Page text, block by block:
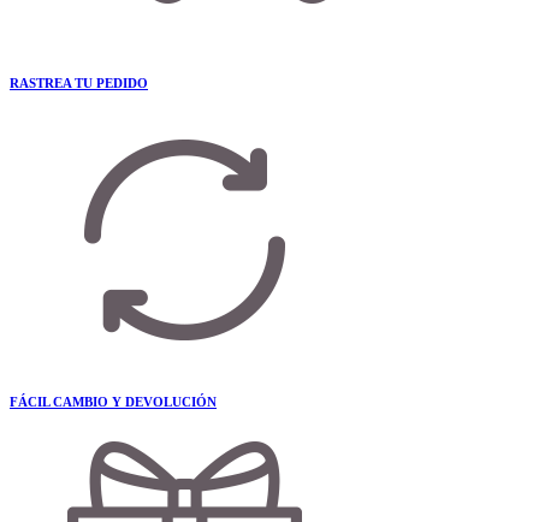
RASTREA TU PEDIDO
FÁCIL CAMBIO Y DEVOLUCIÓN